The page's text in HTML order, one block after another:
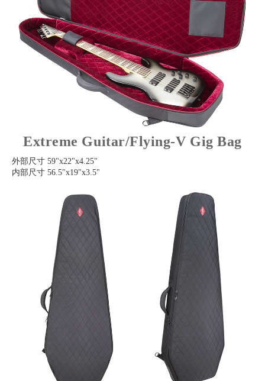
Extreme Guitar/Flying-V Gig Bag
外部尺寸 59"x22"x4.25"
内部尺寸 56.5"x19"x3.5"